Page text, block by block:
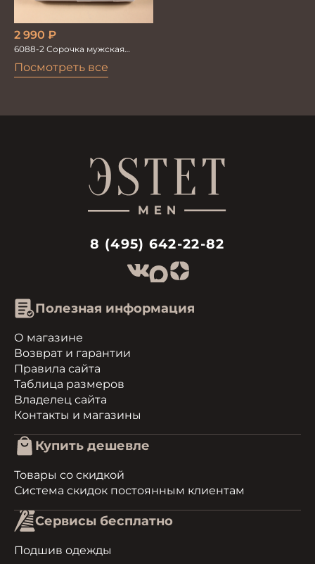
Посмотреть все
2 990 ₽
6088-2 Сорочка мужская
8 (495) 642-22-82
Полезная информация
О магазине
Возврат и гарантии
Правила сайта
Таблица размеров
Владелец сайта
Контакты и магазины
Купить дешевле
Товары со скидкой
Система скидок постоянным клиентам
Сервисы бесплатно
Подшив одежды